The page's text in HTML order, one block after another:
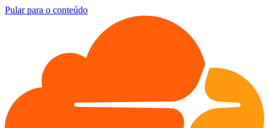
Pular para o conteúdo